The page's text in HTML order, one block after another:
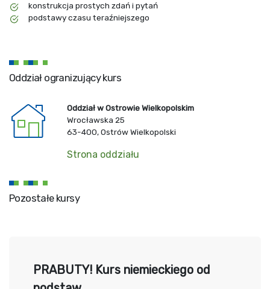
konstrukcja prostych zdań i pytań
podstawy czasu teraźniejszego
Oddział ogranizujący kurs
Oddział w Ostrowie Wielkopolskim
Wrocławska 25
63-400, Ostrów Wielkopolski
Strona oddziału
Pozostałe kursy
PRABUTY! Kurs niemieckiego od